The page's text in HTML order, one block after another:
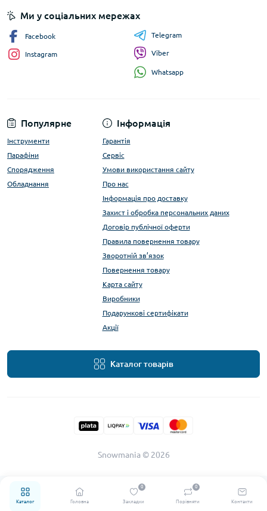
Каталог Головна Закладки
0
Порівняти
0
Контакти
Популярне
Інструменти
Парафіни
Спорядження
Обладнання
Інформація
Гарантія
Сервіс
Умови використання сайту
Про нас
Інформація про доставку
Захист і обробка персональних даних
Договір публічної оферти
Правила повернення товару
Зворотній зв’язок
Повернення товару
Карта сайту
Виробники
Подарункові сертифікати
Акції
Каталог товарів
Ми у соціальних мережах
Facebook
Instagram
Telegram
Viber
Whatsapp
Snowmania © 2026